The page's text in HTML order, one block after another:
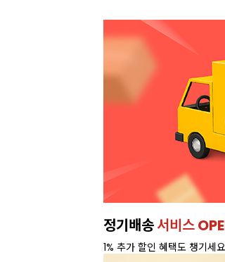
정기배송서비스
1% 추가 할인 혜택도 챙기세